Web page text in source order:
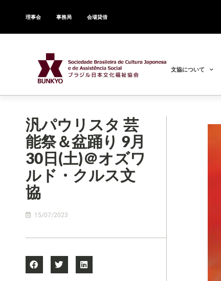
理事会 事務局 会場貸借
文協について
汎パウリスタ 芸
能祭＆盆踊り 9月
30日(土)＠オズワ
ルド・クルス文
協
15/07/2023